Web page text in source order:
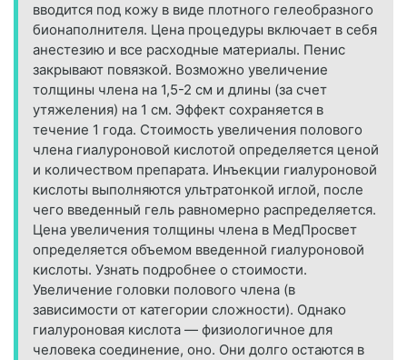
вводится под кожу в виде плотного гелеобразного
бионаполнителя. Цена процедуры включает в себя
анестезию и все расходные материалы. Пенис
закрывают повязкой. Возможно увеличение
толщины члена на 1,5-2 см и длины (за счет
утяжеления) на 1 см. Эффект сохраняется в
течение 1 года. Стоимость увеличения полового
члена гиалуроновой кислотой определяется ценой
и количеством препарата. Инъекции гиалуроновой
кислоты выполняются ультратонкой иглой, после
чего введенный гель равномерно распределяется.
Цена увеличения толщины члена в МедПросвет
определяется объемом введенной гиалуроновой
кислоты. Узнать подробнее о стоимости.
Увеличение головки полового члена (в
зависимости от категории сложности). Однако
гиалуроновая кислота — физиологичное для
человека соединение, оно. Они долго остаются в